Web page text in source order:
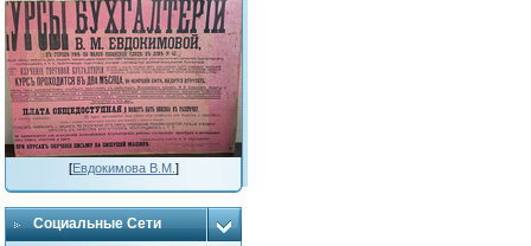
[Евдокимова В.М. ]
Социальные Сети